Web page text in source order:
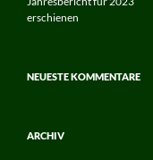
erschienen
NEUESTE KOMMENTARE
ARCHIV